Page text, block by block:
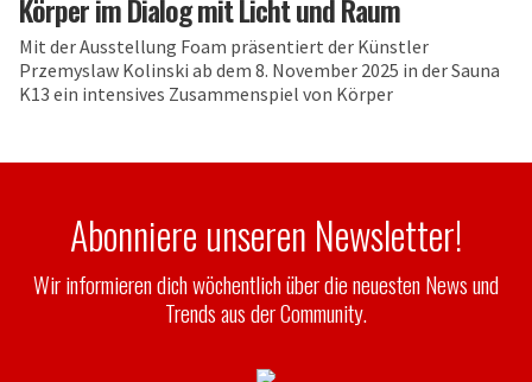
Körper im Dialog mit Licht und Raum
Mit der Ausstellung Foam präsentiert der Künstler
Przemyslaw Kolinski ab dem 8. November 2025 in der Sauna
K13 ein intensives Zusammenspiel von Körper
Abonniere unseren Newsletter!
Wir informieren dich wöchentlich über die neuesten News und
Trends aus der Community.